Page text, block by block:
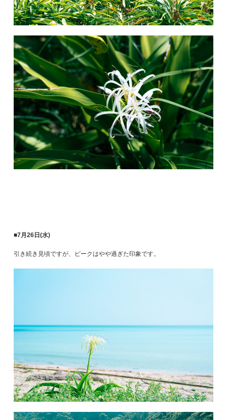
■7月26日(水)
引き続き見頃ですが、ピークはやや過ぎた印象です。